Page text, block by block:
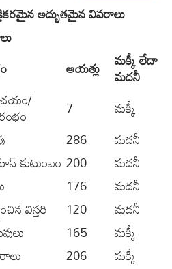
అద్భుతమైన వివరాలు
ఆయత్లు మక్కీ లేదా
మదనీ
7
మక్కీ
286
మదనీ
కుటుంబం 200
మదనీ
176
మదనీ
విస్తరి 120
మదనీ
165
మక్కీ
206
మక్కీ